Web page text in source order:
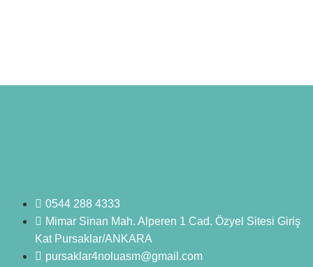
0544 288 4333
Mimar Sinan Mah. Alperen 1 Cad. Özyel Sitesi Giriş
Kat Pursaklar/ANKARA
pursaklar4noluasm@gmail.com